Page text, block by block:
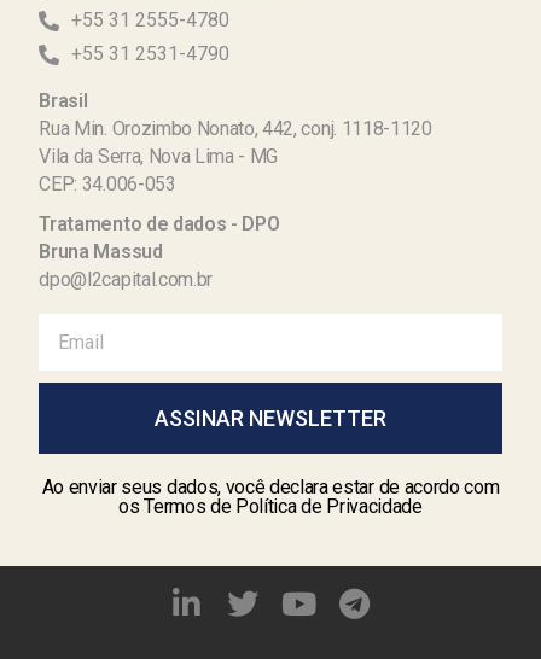
+55 31 2555-4780
+55 31 2531-4790
Brasil
Rua Min. Orozimbo Nonato, 442, conj. 1118-1120
Vila da Serra, Nova Lima - MG
CEP: 34.006-053
Tratamento de dados - DPO
Bruna Massud
dpo@l2capital.com.br
ASSINAR NEWSLETTER
Ao enviar seus dados, você declara estar de acordo com
os Termos de Política de Privacidade